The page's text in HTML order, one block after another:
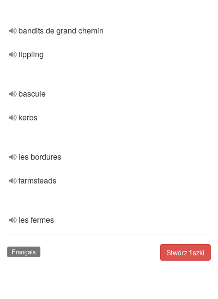
bandits de grand chemin
tippling
bascule
kerbs
les bordures
farmsteads
les fermes
Stwórz fiszki
Français